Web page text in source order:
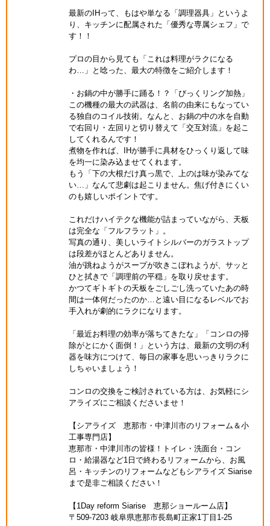
最新のIHって、もはや単なる「調理器具」というよ
り、キッチンに配属された「優秀な専属シェフ」で
す！！
プロの目から見ても「これは料理がラクになる
わ…」と唸った、最大の特徴をご紹介します！
・お鍋の中が勝手に踊る！？「びっくリング加熱」
この機種の最大の武器は、名前の由来にもなってい
る独自のコイル技術。なんと、お鍋の中の水を自動
で右回り・左回りと切り替えて「交互対流」を起こ
してくれるんです！
煮物を作れば、IHが勝手に具材をひっくり返して味
を均一に染み込ませてくれます。
もう「下の大根だけ真っ黒で、上のは味が染みてな
い…」なんて悲劇は起こりません。焦げ付きにくい
のも嬉しいポイントです。
これだけハイテクな機能が詰まっていながら、天板
は完全な「フルフラット」。
写真の通り、美しいライトシルバーのガラストップ
は段差がほとんどありません。
油が跳ねようがスープが吹きこぼれようが、サッと
ひと拭きで「調理前の平穏」を取り戻せます。
かつてギトギトの天板をごしごし洗っていたあの時
間は一体何だったのか…と遠い目になるレベルでお
手入れが劇的にラクになります。
「最近お料理の効率が落ちてきたな」「コンロの掃
除がとにかく面倒！」という方は、最新の文明の利
器を味方につけて、毎日の家事を思いっきりラクに
しちゃいましょう！
コンロの交換をご検討されている方は、お気軽にシ
アライズにご相談くださいませ！
【シアライズ 恵那市・中津川市のリフォーム＆小
工事専門店】
恵那市・中津川市の皆様！トイレ・洗面台・コン
ロ・給湯器など1日で終わるリフォームから、お風
呂・キッチンのリフォームなどもシアライズ Siarise
まで是非ご相談ください！
【1Day reform Siarise 恵那ショールーム店】
〒509-7203 岐阜県恵那市長島町正家1丁目1-25